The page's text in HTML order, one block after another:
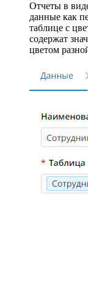
Отчеты в
данные как
таблице с
содержат
цветом